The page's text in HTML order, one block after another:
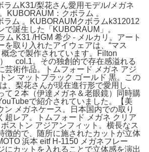
ラムK31/梨花さん愛用モデル/メガネ
KUBORAUM：クボラム 。
ラム 。KUBORAUMクボラムk312012
で誕生した「KUBORAUM」。
ム K31 /HGM 希少 - メルカリ。アート
を取り入れたアイウェアは、“マス
概念で製作されています。Filton
col.1。その独創的で存在感溢れる
芸術作品。トムフォード メガネ アジ
ン マットブラック ゴールド 黒。この
、梨花さんが現在進行形で愛用し、
て２本（伊達メガネ＆老眼鏡）同時購
で紹介されていました。【美
ン メガネケース。日本国内での取り
超レア。トムフォード メガネ クリア
ストン アジアンフィット。横長なス
徴的で、随所に施されたカットが立体
浜本 eitf H-1150 メガネフレー
にカットを入れることで立体感を演出